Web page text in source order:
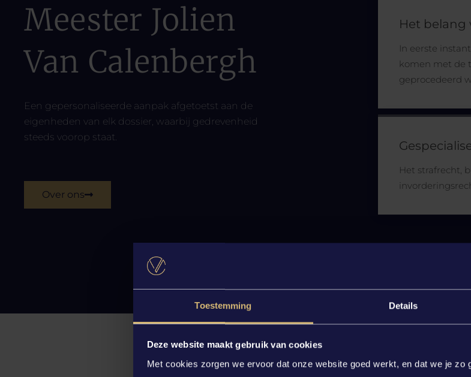
Toestemming Details
Deze website maakt gebruik van cookies
Met cookies zorgen we ervoor dat onze website goed werkt, en dat we je zo
Meester Jolien
Van Calenbergh
Een gepersonaliseerde aanpak afgetoetst aan de
eigenheden van elk dossier, waarbij gedrevenheid
steeds voorop staat.
Over ons
Het belang
In eerste
komen met de
geprocedeerd
Het strafrecht,